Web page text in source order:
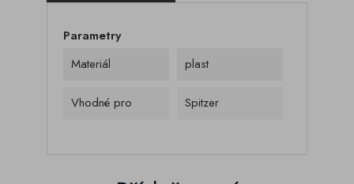
Parametry
Materiál
plast
Vhodné pro Spitzer